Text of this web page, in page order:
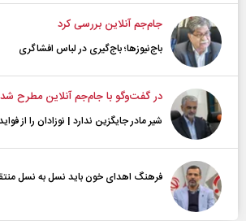
جام‌جم آنلاین بررسی کرد
باج‌نیوزها؛ باج‌گیری در لباس افشاگری
در گفت‌و‌گو با جام‌جم آنلاین مطرح شد
شیر مادر جایگزین ندارد | نوزادان را از
فرهنگ اهدای خون باید نسل به نسل